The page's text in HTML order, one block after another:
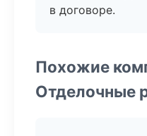
в договоре.
Похожие
Отделочные